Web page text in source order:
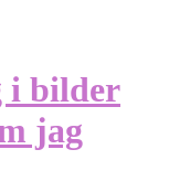
i bilder
jag